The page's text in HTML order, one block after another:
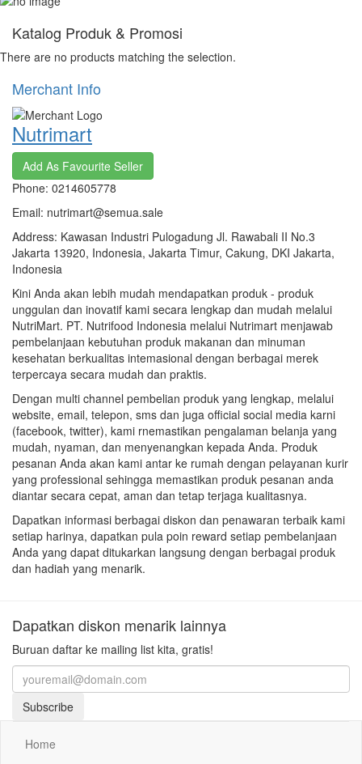
Katalog Produk & Promosi
There are no products matching the selection.
Merchant Info
Nutrimart
Add As Favourite Seller
Phone: 0214605778
Email: nutrimart@semua.sale
Address: Kawasan Industri Pulogadung Jl. Rawabali II No.3
Jakarta 13920, Indonesia, Jakarta Timur, Cakung, DKI Jakarta,
Indonesia
Kini Anda akan lebih mudah mendapatkan produk - produk
unggulan dan inovatif kami secara lengkap dan mudah melalui
NutriMart. PT. Nutrifood Indonesia melalui Nutrimart menjawab
pembelanjaan kebutuhan produk makanan dan minuman
kesehatan berkualitas intemasional dengan berbagai merek
terpercaya secara mudah dan praktis.
Dengan multi channel pembelian produk yang lengkap, melalui
website, email, telepon, sms dan juga official social media karni
(facebook, twitter), kami rnemastikan pengalaman belanja yang
mudah, nyaman, dan menyenangkan kepada Anda. Produk
pesanan Anda akan kami antar ke rumah dengan pelayanan kurir
yang professional sehingga memastikan produk pesanan anda
diantar secara cepat, aman dan tetap terjaga kualitasnya.
Dapatkan informasi berbagai diskon dan penawaran terbaik kami
setiap harinya, dapatkan pula poin reward setiap pembelanjaan
Anda yang dapat ditukarkan langsung dengan berbagai produk
dan hadiah yang menarik.
Dapatkan diskon menarik lainnya
Buruan daftar ke mailing list kita, gratis!
Subscribe
Home